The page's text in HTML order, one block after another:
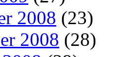
2008 (23)
2008 (28)